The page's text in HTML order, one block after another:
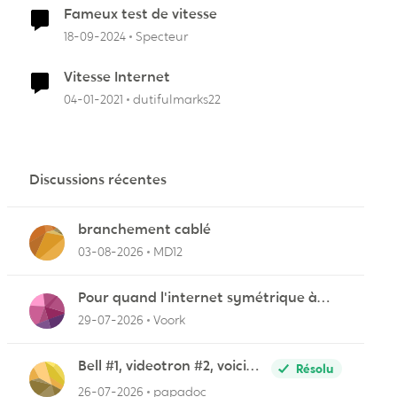
Fameux test de vitesse
18-09-2024 Specteur
Vitesse Internet
04-01-2021 dutifulmarks22
Discussions récentes
branchement cablé
03-08-2026 MD12
Pour quand l'internet symétrique à
Lévis?
29-07-2026 Voork
Bell #1, videotron #2, voici
pourquoi
Résolu
26-07-2026
papadoc